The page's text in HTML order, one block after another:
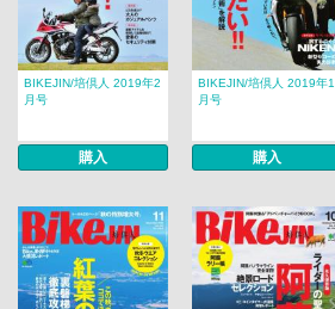
BIKEJIN/培倶人 2019年2
月号
購入
BIKEJIN/培倶人 2019年1
月号
購入